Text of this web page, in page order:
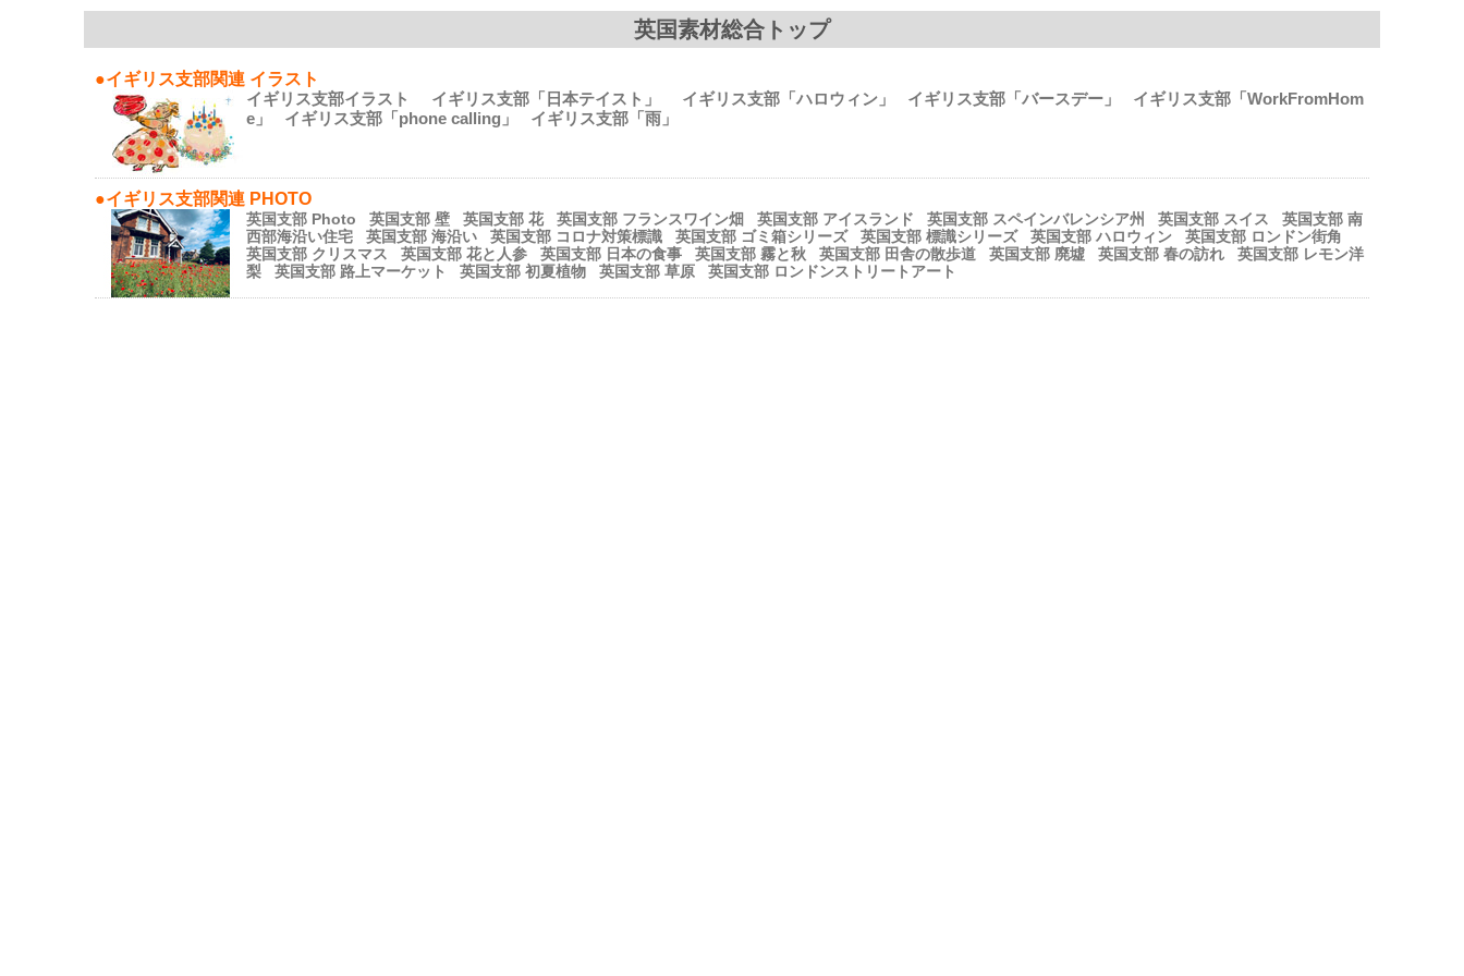
英国素材総合トップ
●イギリス支部関連 イラスト
イギリス支部イラスト イギリス支部「日本テイスト」 イギリス支部「ハロウィン」 イギリス支部「バースデー」 イギリス支部「WorkFromHom
e」 イギリス支部「phone calling」 イギリス支部「雨」
●イギリス支部関連 PHOTO
英国支部 Photo 英国支部 壁 英国支部 花 英国支部 フランスワイン畑 英国支部 アイスランド 英国支部 スペインバレンシア州 英国支部 スイス
英国支部 南
西部海沿い住宅
英国支部 海沿い 英国支部 コロナ対策標識 英国支部 ゴミ箱シリーズ 英国支部 標識シリーズ 英国支部 ハロウィン
英国支部 ロンドン街角
英国支部 クリスマス
英国支部 花と人参 英国支部 日本の食事 英国支部 霧と秋 英国支部 田舎の散歩道 英国支部 廃墟 英国支部 春の訪れ
英国支部 レモン洋
梨
英国支部 路上マーケット 英国支部 初夏植物 英国支部 草原 英国支部 ロンドンストリートアート